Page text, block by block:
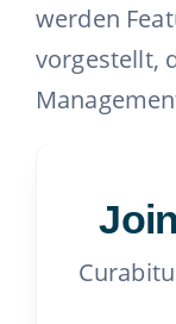
werden
vorgestellt,